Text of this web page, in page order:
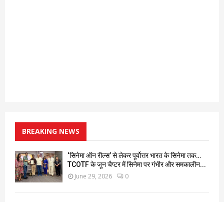
BREAKING NEWS
‘सिनेमा ऑन रील्स’ से लेकर पूर्वोत्तर भारत के सिनेमा तक…
TCOTF के जून चैप्टर में सिनेमा पर गंभीर और समकालीन...
June 29, 2026 0